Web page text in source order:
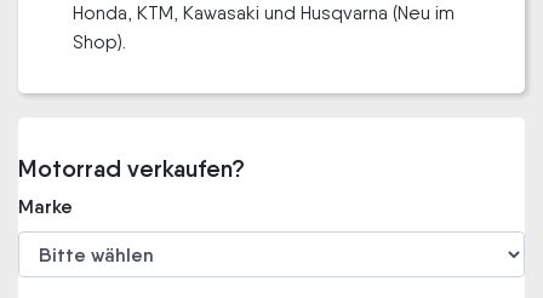
Honda, KTM, Kawasaki und Husqvarna (Neu im
Shop).
Motorrad verkaufen?
Marke